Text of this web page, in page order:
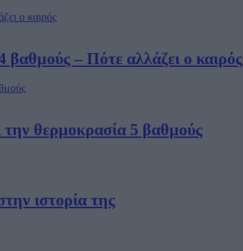
– Πότε αλλάζει ο καιρός
θερμοκρασία 5 βαθμούς
ιστορία της